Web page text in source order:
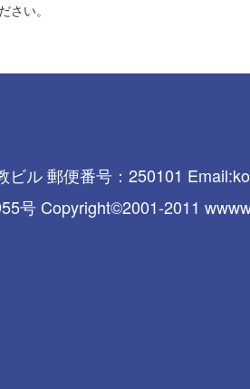
い。
ル 郵便番号：250101
号 Copyright©2001-2011